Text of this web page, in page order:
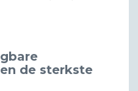
de sterkste